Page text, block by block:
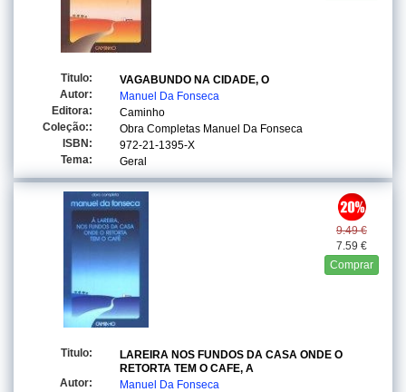
Titulo:
VAGABUNDO NA CIDADE, O
Autor:
Manuel Da Fonseca
Editora:
Caminho
Coleção::
Obra Completas Manuel Da Fonseca
ISBN:
972-21-1395-X
Tema:
Geral
9.49 €
7.59 €
Comprar
Titulo:
LAREIRA NOS FUNDOS DA CASA ONDE O
RETORTA TEM O CAFE, A
Autor:
Manuel Da Fonseca